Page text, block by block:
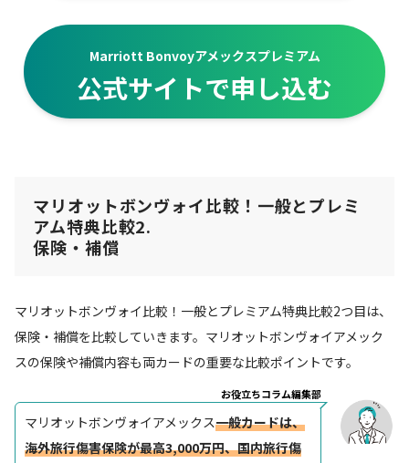
Marriott Bonvoyアメックスプレミアム
公式サイトで申し込む
マリオットボンヴォイ比較！一般とプレミ
アム特典比較2.
保険・補償
マリオットボンヴォイ比較！一般とプレミアム特典比較2つ目は、
保険・補償を比較していきます。マリオットボンヴォイアメック
スの保険や補償内容も両カードの重要な比較ポイントです。
お役立ちコラム編集部
マリオットボンヴォイアメックス一般カードは、
海外旅行傷害保険が最高3,000万円、国内旅行傷